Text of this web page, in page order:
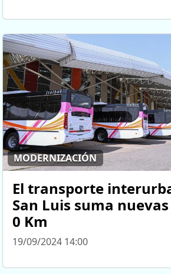
MODERNIZACIÓN
El transporte
San Luis suma
0 Km
19/09/2024 14:00